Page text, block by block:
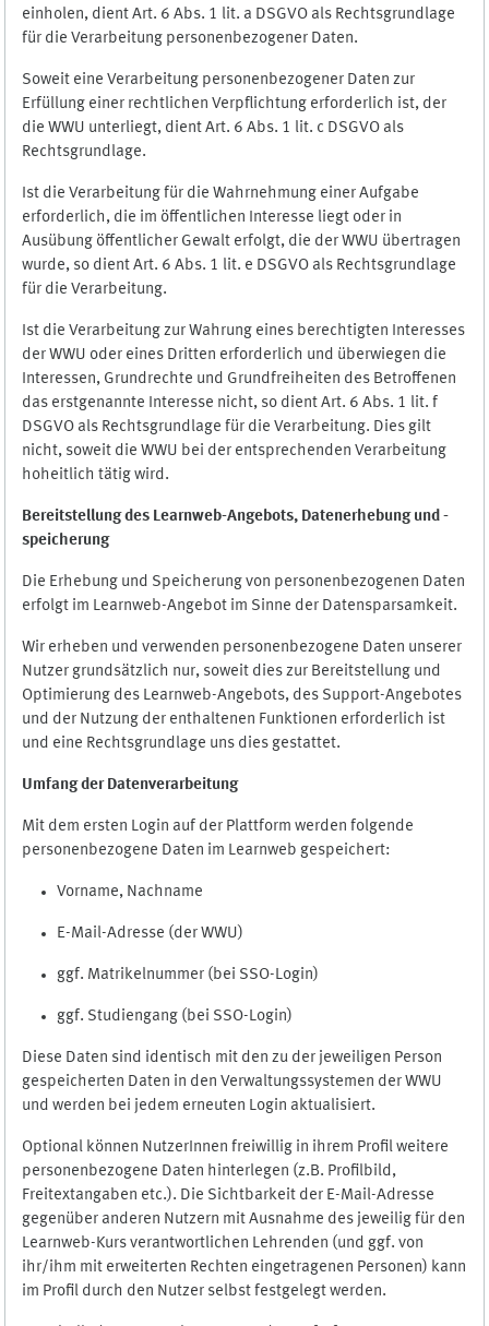
einholen, dient Art. 6 Abs. 1 lit. a DSGVO als Rechtsgrundlage
für die Verarbeitung personenbezogener Daten.
Soweit eine Verarbeitung personenbezogener Daten zur
Erfüllung einer rechtlichen Verpflichtung erforderlich ist, der
die WWU unterliegt, dient Art. 6 Abs. 1 lit. c DSGVO als
Rechtsgrundlage.
Ist die Verarbeitung für die Wahrnehmung einer Aufgabe
erforderlich, die im öffentlichen Interesse liegt oder in
Ausübung öffentlicher Gewalt erfolgt, die der WWU übertragen
wurde, so dient Art. 6 Abs. 1 lit. e DSGVO als Rechtsgrundlage
für die Verarbeitung.
Ist die Verarbeitung zur Wahrung eines berechtigten Interesses
der WWU oder eines Dritten erforderlich und überwiegen die
Interessen, Grundrechte und Grundfreiheiten des Betroffenen
das erstgenannte Interesse nicht, so dient Art. 6 Abs. 1 lit. f
DSGVO als Rechtsgrundlage für die Verarbeitung. Dies gilt
nicht, soweit die WWU bei der entsprechenden Verarbeitung
hoheitlich tätig wird.
Bereitstellung des Learnweb-Angebots, Datenerhebung und -
speicherung
Die Erhebung und Speicherung von personenbezogenen Daten
erfolgt im Learnweb-Angebot im Sinne der Datensparsamkeit.
Wir erheben und verwenden personenbezogene Daten unserer
Nutzer grundsätzlich nur, soweit dies zur Bereitstellung und
Optimierung des Learnweb-Angebots, des Support-Angebotes
und der Nutzung der enthaltenen Funktionen erforderlich ist
und eine Rechtsgrundlage uns dies gestattet.
Umfang der Datenverarbeitung
Mit dem ersten Login auf der Plattform werden folgende
personenbezogene Daten im Learnweb gespeichert:
Vorname, Nachname
E-Mail-Adresse (der WWU)
ggf. Matrikelnummer (bei SSO-Login)
ggf. Studiengang (bei SSO-Login)
Diese Daten sind identisch mit den zu der jeweiligen Person
gespeicherten Daten in den Verwaltungssystemen der WWU
und werden bei jedem erneuten Login aktualisiert.
Optional können NutzerInnen freiwillig in ihrem Profil weitere
personenbezogene Daten hinterlegen (z.B. Profilbild,
Freitextangaben etc.). Die Sichtbarkeit der E-Mail-Adresse
gegenüber anderen Nutzern mit Ausnahme des jeweilig für den
Learnweb-Kurs verantwortlichen Lehrenden (und ggf. von
ihr/ihm mit erweiterten Rechten eingetragenen Personen) kann
im Profil durch den Nutzer selbst festgelegt werden.